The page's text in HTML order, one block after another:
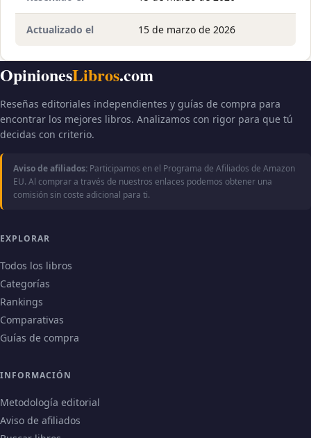
Actualizado el 15 de marzo de 2026
OpinionesLibros.com
Reseñas editoriales independientes y guías de compra para
encontrar los mejores libros. Analizamos con rigor para que tú
decidas con criterio.
Aviso de afiliados: Participamos en el Programa de Afiliados de Amazon
EU. Al comprar a través de nuestros enlaces podemos obtener una
comisión sin coste adicional para ti.
EXPLORAR
Todos los libros
Categorías
Rankings
Comparativas
Guías de compra
INFORMACIÓN
Metodología editorial
Aviso de afiliados